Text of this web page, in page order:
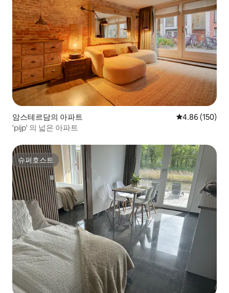
암스테르담의 아파트 평점 4.86점(5
4.86 (150)
'pijp' 의 넓은 아파트
슈퍼호스트
슈퍼호스트